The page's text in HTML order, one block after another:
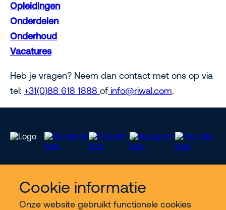
Cookie informatie
Onze website gebruikt functionele cookies
Opleidingen
Onderdelen
Onderhoud
Vacatures
Heb je vragen? Neem dan contact met ons op via
tel: +31(0)88 618 1888 of info@riwal.com.
Meer Riwal